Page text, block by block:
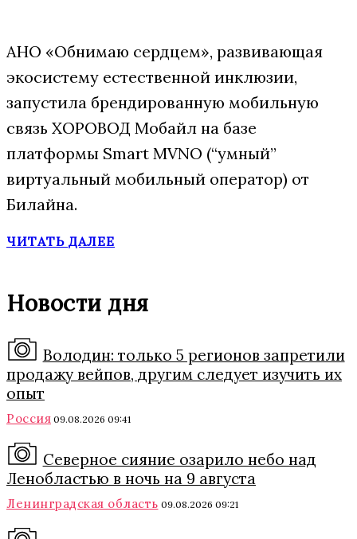
АНО «Обнимаю сердцем», развивающая
экосистему естественной инклюзии,
запустила брендированную мобильную
связь ХОРОВОД Мобайл на базе
платформы Smart MVNO (“умный”
виртуальный мобильный оператор) от
Билайна.
ЧИТАТЬ ДАЛЕЕ
Новости дня
Володин: только 5 регионов запретили
продажу вейпов, другим следует изучить их
опыт
Россия 09.08.2026 09:41
Северное сияние озарило небо над
Ленобластью в ночь на 9 августа
Ленинградская область 09.08.2026 09:21